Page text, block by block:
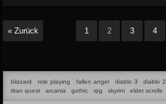
« Zurück 1 2 3 4
blizzard role playing fallen angel diablo 3 diablo 2
titan quest
arcania gothic rpg skyrim elder scrolls